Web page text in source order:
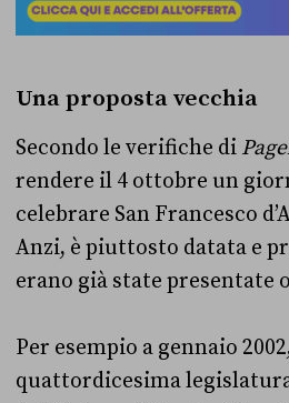
Una proposta vecchia
Secondo le verifiche di
rendere il 4 ottobre un
celebrare San Francesco
Anzi, è piuttosto datata e
erano già state presentate
Per esempio a gennaio
quattordicesima